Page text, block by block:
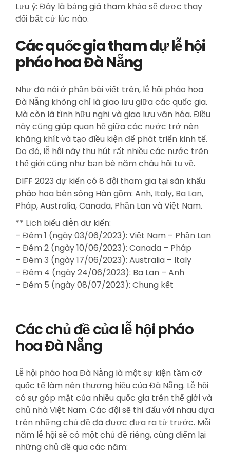
Lưu ý: Đây là bảng giá tham khảo sẽ được thay
đổi bất cứ lúc nào.
Các quốc gia tham dự lễ hội
pháo hoa Đà Nẵng
Như đã nói ở phần bài viết trên, lễ hội pháo hoa
Đà Nẵng không chỉ là giao lưu giữa các quốc gia.
Mà còn là tình hữu nghị và giao lưu văn hóa. Điều
này cũng giúp quan hệ giữa các nước trở nên
khăng khít và tạo điều kiện để phát triển kinh tế.
Do đó, lễ hội này thu hút rất nhiều các nước trên
thế giới cũng như bạn bè năm châu hội tụ về.
DIFF 2023 dự kiến có 8 đội tham gia tại sân khấu
pháo hoa bên sông Hàn gồm: Anh, Italy, Ba Lan,
Pháp, Australia, Canada, Phần Lan và Việt Nam.
** Lịch biểu diễn dự kiến:
– Đêm 1 (ngày 03/06/2023): Việt Nam – Phần Lan
– Đêm 2 (ngày 10/06/2023): Canada – Pháp
– Đêm 3 (ngày 17/06/2023): Australia – Italy
– Đêm 4 (ngày 24/06/2023): Ba Lan – Anh
– Đêm 5 (ngày 08/07/2023): Chung kết
Các chủ đề của lễ hội pháo
hoa Đà Nẵng
Lễ hội pháo hoa Đà Nẵng là một sự kiện tầm cỡ
quốc tế làm nên thương hiệu của Đà Nẵng. Lễ hội
có sự góp mặt của nhiều quốc gia trên thế giới và
chủ nhà Việt Nam. Các đội sẽ thi đấu với nhau dựa
trên những chủ đề đã được đưa ra từ trước. Mỗi
năm lễ hội sẽ có một chủ đề riêng, cùng điểm lại
những chủ đề qua các năm: